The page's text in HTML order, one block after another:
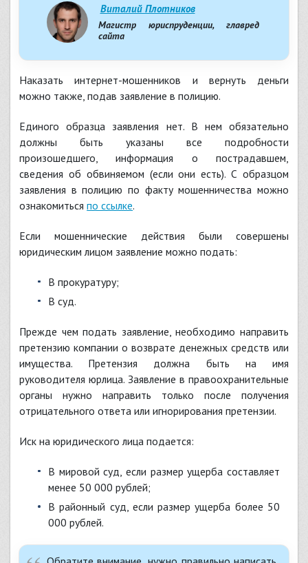
Виталий Плотников
Магистр юриспруденции, главред
сайта
Наказать интернет-мошенников и вернуть деньги
можно также, подав заявление в полицию.
Единого образца заявления нет. В нем обязательно
должны быть указаны все подробности
произошедшего, информация о пострадавшем,
сведения об обвиняемом (если они есть). С образцом
заявления в полицию по факту мошенничества можно
ознакомитьсяпо ссылке.
Если мошеннические действия были совершены
юридическим лицом заявление можно подать:
в прокуратуру;
в суд.
Прежде чем подать заявление, необходимо направить
претензию компании о возврате денежных средств или
имущества. Претензия должна быть на имя
руководителя юрлица. Заявление в правоохранительные
органы нужно направить только после получения
отрицательного ответа или игнорирования претензии.
Иск на юридического лица подается:
в мировой суд, если размер ущерба составляет
менее 50 000 рублей;
в районный суд, если размер ущерба более 50
000 рублей.